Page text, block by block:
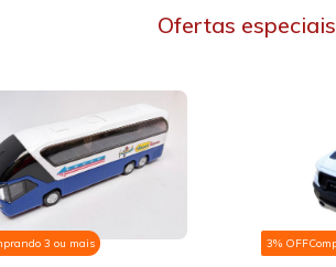
Ofertas especiais
3% OFFComprando 3 ou mais